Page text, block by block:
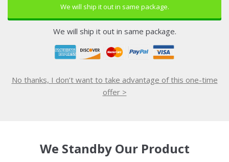
We will ship it out in same package.
We will ship it out in same package.
No thanks, I don’t want to take advantage of this one-time
offer >
We Standby Our Product